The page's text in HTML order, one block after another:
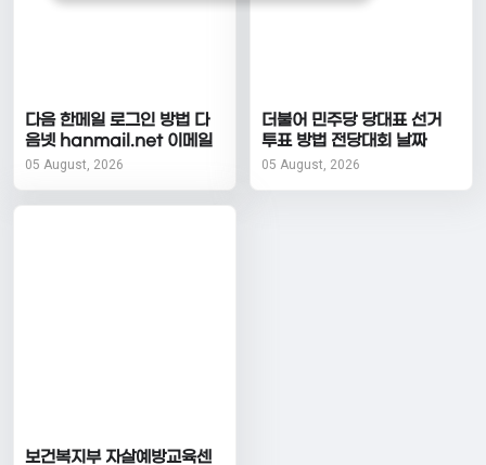
다음 한메일 로그인 방법 다
음넷 hanmail.net 이메일
05 August, 2026
더불어 민주당 당대표 선거
투표 방법 전당대회 날짜
05 August, 2026
보건복지부 자살예방교육센